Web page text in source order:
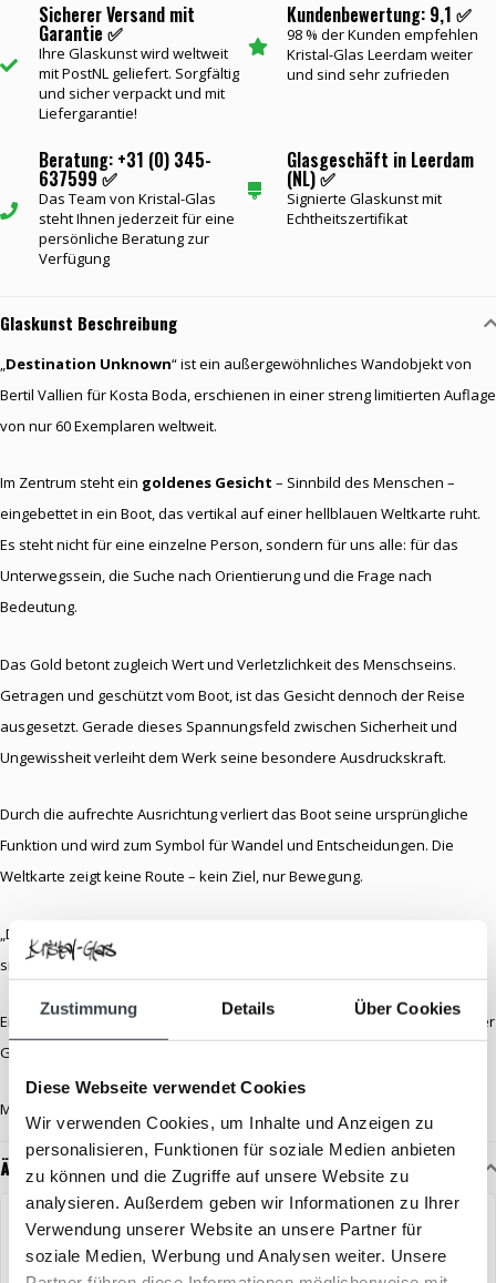
Zustimmung Details Über Cookies
Diese Webseite verwendet Cookies
Wir verwenden Cookies, um Inhalte und Anzeigen zu
personalisieren, Funktionen für soziale Medien anbieten
zu können und die Zugriffe auf unsere Website zu
analysieren. Außerdem geben wir Informationen zu Ihrer
Verwendung unserer Website an unsere Partner für
soziale Medien, Werbung und Analysen weiter. Unsere
Sicherer Versand mit
Garantie ✅
Ihre Glaskunst wird weltweit
mit PostNL geliefert. Sorgfältig
und sicher verpackt und mit
Liefergarantie!
Kundenbewertung: 9,1 ✅
98 % der Kunden empfehlen
Kristal-Glas Leerdam weiter
und sind sehr zufrieden
Beratung: +31 (0) 345-
637599 ✅
Das Team von Kristal-Glas
steht Ihnen jederzeit für eine
persönliche Beratung zur
Verfügung
Glasgeschäft in Leerdam
(NL) ✅
Signierte Glaskunst mit
Echtheitszertifikat
Glaskunst Beschreibung
„Destination Unknown“ ist ein außergewöhnliches Wandobjekt von
Bertil Vallien für Kosta Boda, erschienen in einer streng limitierten Auflage
von nur 60 Exemplaren weltweit.
Im Zentrum steht ein goldenes Gesicht – Sinnbild des Menschen –
eingebettet in ein Boot, das vertikal auf einer hellblauen Weltkarte ruht.
Es steht nicht für eine einzelne Person, sondern für uns alle: für das
Unterwegssein, die Suche nach Orientierung und die Frage nach
Bedeutung.
Das Gold betont zugleich Wert und Verletzlichkeit des Menschseins.
Getragen und geschützt vom Boot, ist das Gesicht dennoch der Reise
ausgesetzt. Gerade dieses Spannungsfeld zwischen Sicherheit und
Ungewissheit verleiht dem Werk seine besondere Ausdruckskraft.
Durch die aufrechte Ausrichtung verliert das Boot seine ursprüngliche
Funktion und wird zum Symbol für Wandel und Entscheidungen. Die
Weltkarte zeigt keine Route – kein Ziel, nur Bewegung.
„Destination Unknown“ erzählt nicht vom Ankommen, sondern vom Mut,
sich auf das Unbekannte einzulassen.
Ein seltenes, ausdrucksstarkes Kunstwerk für Sammler bedeutungsvoller
Glaskunst.
Maße: 51 x 28 cm
Ähnliche Artikel
VERKOCHT EXKLUSIV